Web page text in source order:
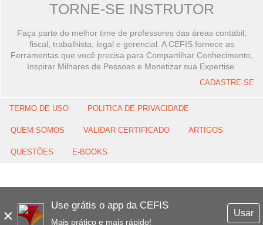
×
Use grátis o app da CEFIS
Mais prático e mais rápido!
Usar
TORNE-SE INSTRUTOR
Faça parte do melhor time de professores das áreas contábil,
fiscal, trabalhista, legal e gerencial. A CEFIS fornece as
Ferramentas que você precisa para Compartilhar Conhecimento,
Inspirar Milhares de Pessoas e Monetizar sua Expertise.
CADASTRE-SE
TERMO DE USO POLITICA DE PRIVACIDADE
QUEM SOMOS VALIDAR CERTIFICADO ARTIGOS
QUESTÕES E-BOOKS